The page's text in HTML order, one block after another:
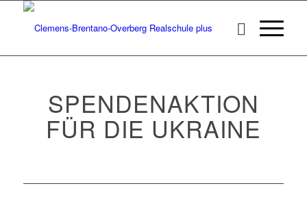
SPENDENAKTION
FÜR DIE UKRAINE